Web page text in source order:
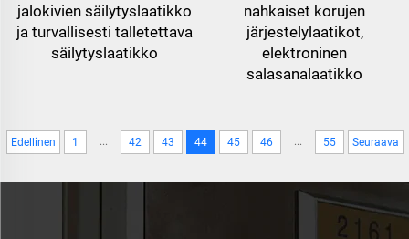
jalokivien säilytyslaatikko
ja turvallisesti talletettava
säilytyslaatikko
nahkaiset korujen
järjestelylaatikot,
elektroninen
salasanalaatikko
Edellinen 1 ... 42 43 44 45 46 ... 55 Seuraava